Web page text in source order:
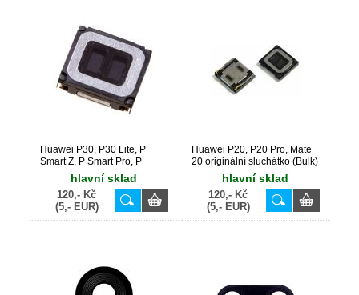
Huawei P30, P30 Lite, P
Smart Z, P Smart Pro, P
Smart 2019, P Smart Plus
2019, Y7 Prime 2019, Y5
2019, Y6P, Nova 5T, Honor
9X, Honor View 20 originální
sluchátko (Service Pack) -
hlavní sklad
120,- Kč
(5,- EUR)
Huawei P20, P20 Pro, Mate
20 originální sluchátko (Bulk)
hlavní sklad
120,- Kč
(5,- EUR)